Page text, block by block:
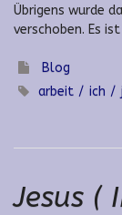
Übrigens wurde
verschoben. Es
Blog
arbeit
ich
Jesus (